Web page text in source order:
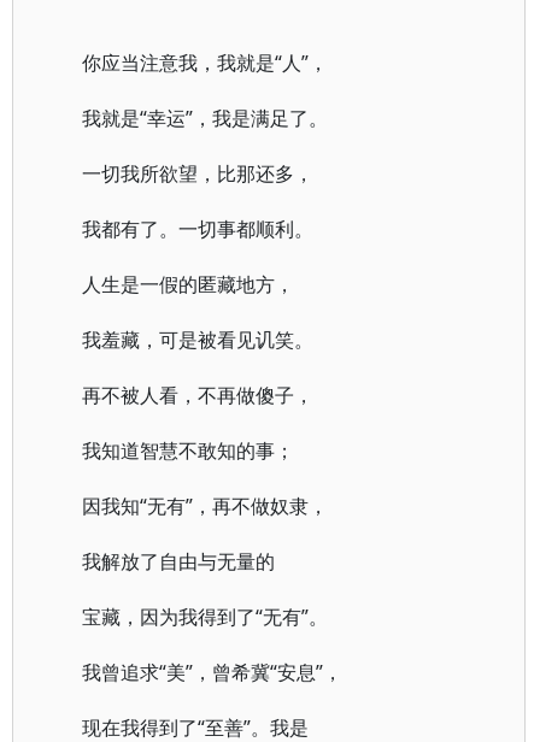
你应当注意我，我就是“人”，
我就是“幸运”，我是满足了。
一切我所欲望，比那还多，
我都有了。一切事都顺利。
人生是一假的匿藏地方，
我羞藏，可是被看见讥笑。
再不被人看，不再做傻子，
我知道智慧不敢知的事；
因我知“无有”，再不做奴隶，
我解放了自由与无量的
宝藏，因为我得到了“无有”。
我曾追求“美”，曾希冀“安息”，
现在我得到了“至善”。我是